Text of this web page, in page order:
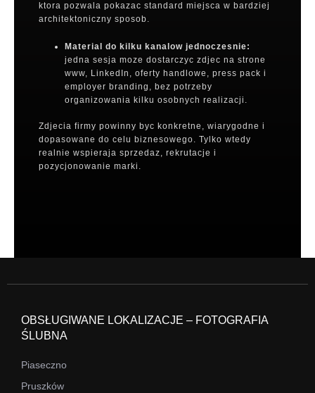
ktora pozwala pokazac standard miejsca w bardziej
architektoniczny sposob.
Material do kilku kanalow jednoczesnie:
jedna sesja moze dostarczyc zdjec na strone
www, LinkedIn, oferty handlowe, press pack i
employer branding, bez potrzeby
organizowania kilku osobnych realizacji.
Zdjecia firmy powinny byc konkretne, wiarygodne i
dopasowane do celu biznesowego. Tylko wtedy
realnie wspieraja sprzedaz, rekrutacje i
pozycjonowanie marki.
OBSŁUGIWANE LOKALIZACJE – FOTOGRAFIA
ŚLUBNA
Piaseczno
Pruszków